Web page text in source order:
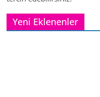
Yeni Eklenenler